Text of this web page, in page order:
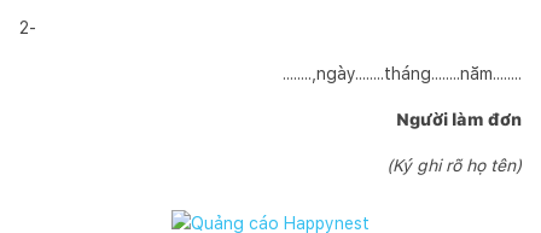
2-
........,ngày........tháng........năm........
Người làm đơn
(Ký ghi rõ họ tên)